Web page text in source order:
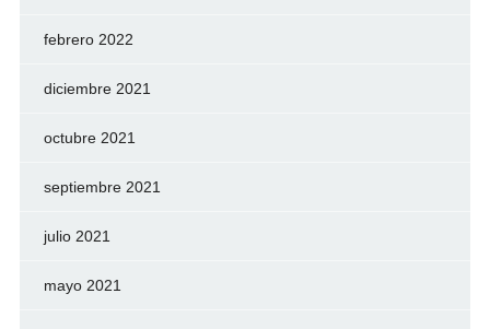
febrero 2022
diciembre 2021
octubre 2021
septiembre 2021
julio 2021
mayo 2021